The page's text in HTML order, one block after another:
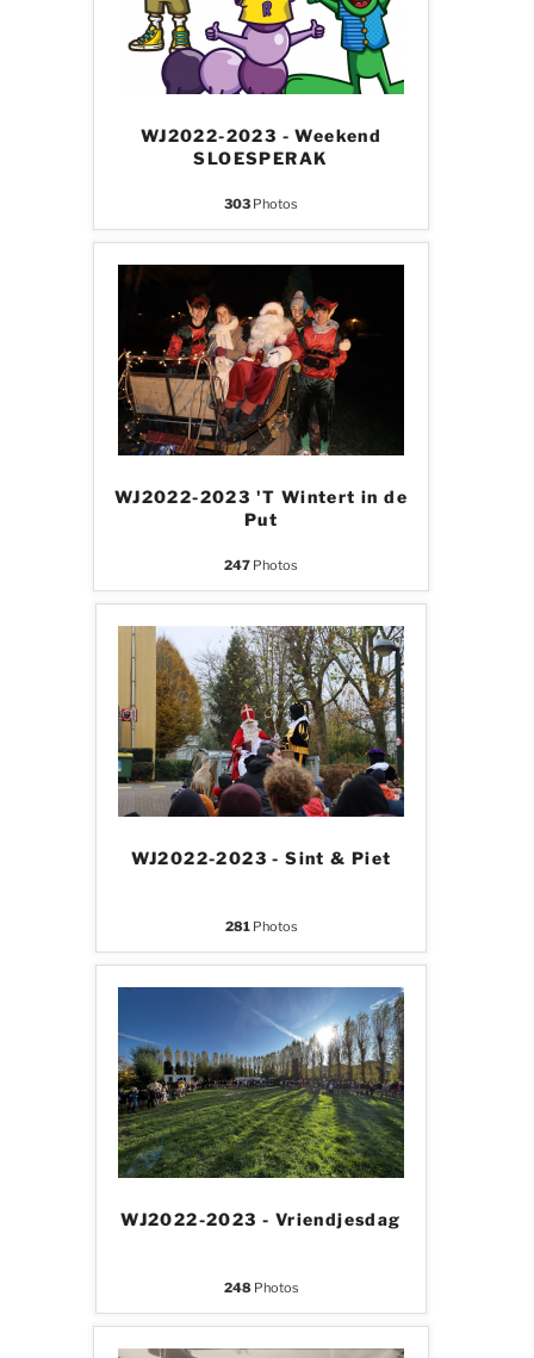
WJ2022-2023 - Weekend
SLOESPERAK
303 Photos
WJ2022-2023 'T Wintert in de
Put
247 Photos
WJ2022-2023 - Sint & Piet
281Photos
WJ2022-2023 - Vriendjesdag
248Photos